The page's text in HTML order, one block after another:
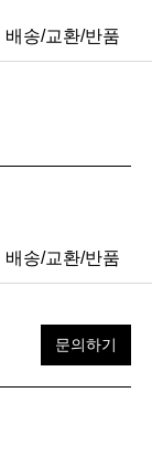
배송/교환/반품
배송/교환/반품
문의하기